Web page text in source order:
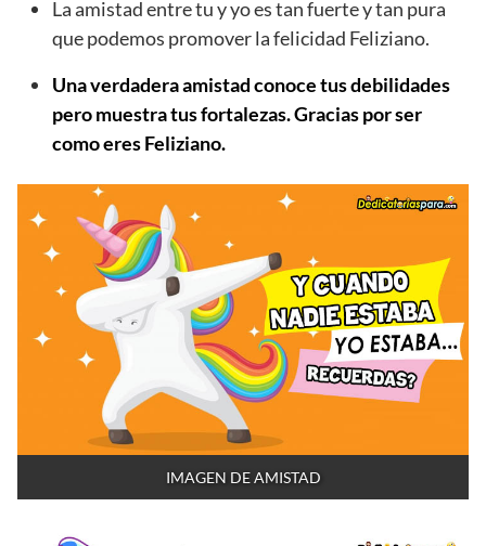
La amistad entre tu y yo es tan fuerte y tan pura
que podemos promover la felicidad Feliziano.
Una verdadera amistad conoce tus debilidades
pero muestra tus fortalezas. Gracias por ser
como eres Feliziano.
IMAGEN DE AMISTAD